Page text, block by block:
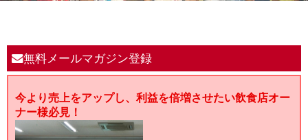
無料メールマガジン登録
今より売上をアップし、利益を倍増させたい飲食店オー
ナー様必見！